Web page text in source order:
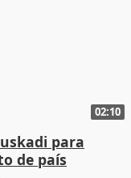
02:10
para
de país